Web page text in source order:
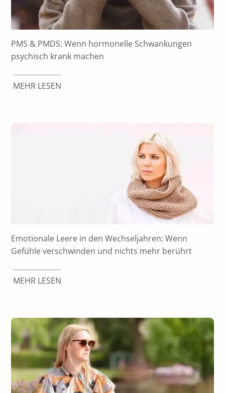
PMS & PMDS: Wenn hormonelle Schwankungen
psychisch krank machen
MEHR LESEN
Emotionale Leere in den Wechseljahren: Wenn
Gefühle verschwinden und nichts mehr berührt
MEHR LESEN